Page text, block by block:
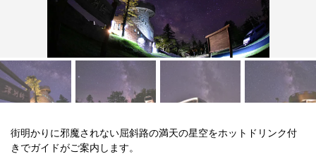
街明かりに邪魔されない屈斜路の満天の星空をホットドリンク付
きでガイドがご案内します。